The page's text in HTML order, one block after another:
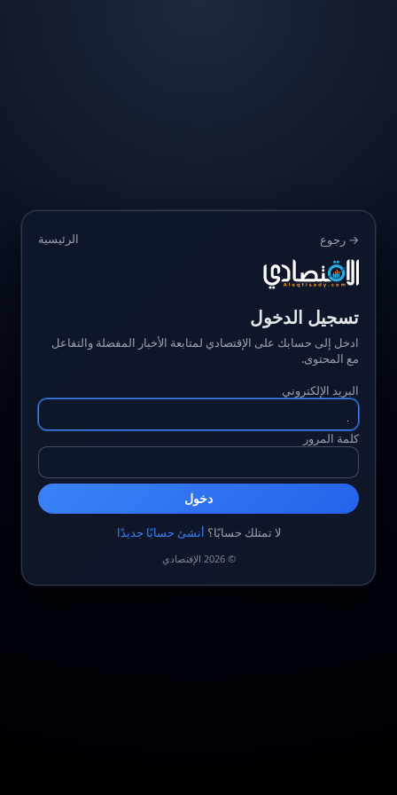
→ رجوع الرئيسية
تسجيل الدخول
ادخل إلى حسابك على الإقتصادي لمتابعة الأخبار المفضلة والتفاعل
مع المحتوى.
البريد الإلكتروني
كلمة المرور
دخول
لا تمتلك حسابًا؟ أنشئ حسابًا جديدًا
© 2026 الإقتصادي